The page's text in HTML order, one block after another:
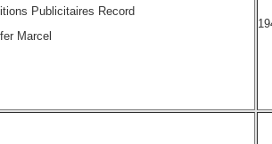
Publicitaires Record
Marcel